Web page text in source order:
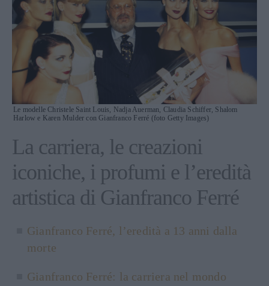
Le modelle Christele Saint Louis, Nadja Auerman, Claudia Schiffer, Shalom
Harlow e Karen Mulder con Gianfranco Ferré (foto Getty Images)
La carriera, le creazioni
iconiche, i profumi e l’eredità
artistica di Gianfranco Ferré
Gianfranco Ferré, l’eredità a 13 anni dalla
morte
Gianfranco Ferré: la carriera nel mondo